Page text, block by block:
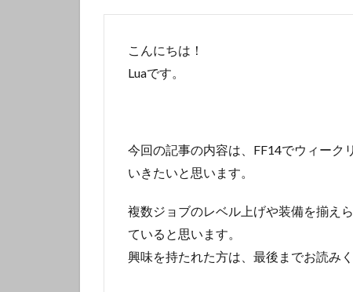
こんにちは！
Luaです。
今回の記事の内容は、FF14でウィーク
いきたいと思います。
複数ジョブのレベル上げや装備を揃え
ていると思います。
興味を持たれた方は、最後までお読みく